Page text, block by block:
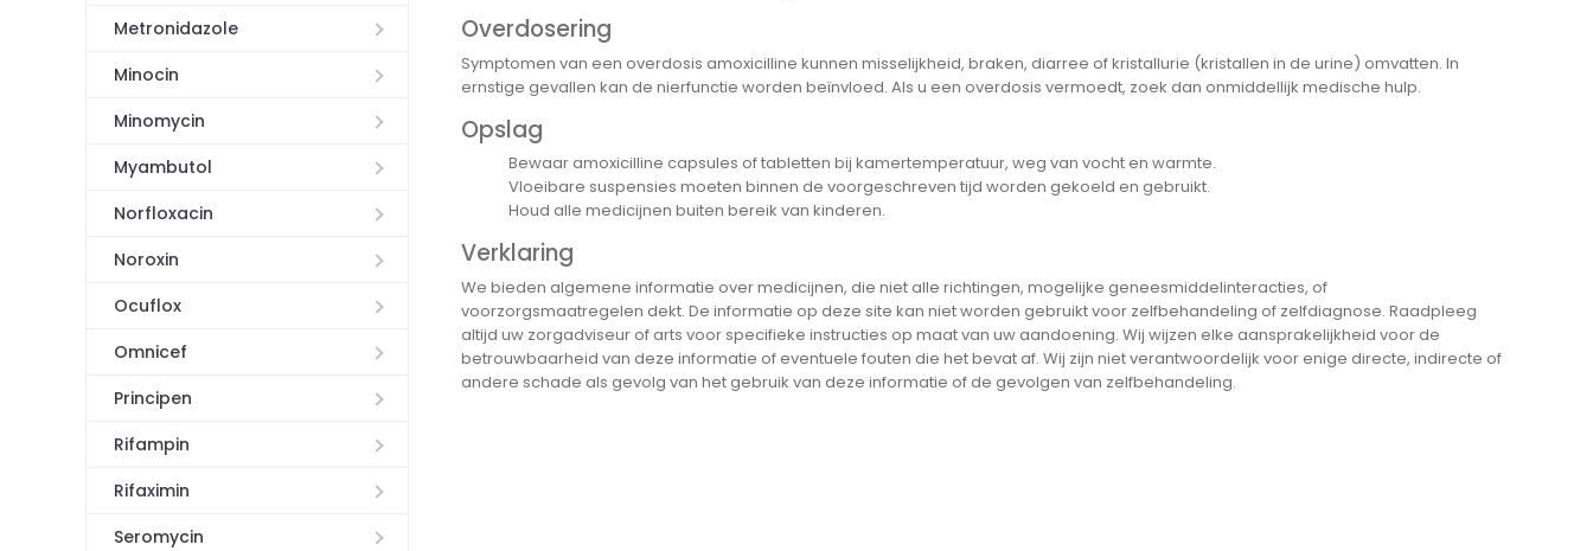
Metronidazole
Minocin
Minomycin
Myambutol
Norfloxacin
Noroxin
Ocuflox
Omnicef
Principen
Rifampin
Rifaximin
Seromycin
Overdosering
Symptomen van een overdosis amoxicilline kunnen misselijkheid, braken, diarree of kristallurie (kristallen in de urine) omvatten. In
ernstige gevallen kan de nierfunctie worden beïnvloed. Als u een overdosis vermoedt, zoek dan onmiddellijk medische hulp.
Opslag
Bewaar amoxicilline capsules of tabletten bij kamertemperatuur, weg van vocht en warmte.
Vloeibare suspensies moeten binnen de voorgeschreven tijd worden gekoeld en gebruikt.
Houd alle medicijnen buiten bereik van kinderen.
Verklaring
We bieden algemene informatie over medicijnen, die niet alle richtingen, mogelijke geneesmiddelinteracties, of
voorzorgsmaatregelen dekt. De informatie op deze site kan niet worden gebruikt voor zelfbehandeling of zelfdiagnose. Raadpleeg
altijd uw zorgadviseur of arts voor specifieke instructies op maat van uw aandoening. Wij wijzen elke aansprakelijkheid voor de
betrouwbaarheid van deze informatie of eventuele fouten die het bevat af. Wij zijn niet verantwoordelijk voor enige directe, indirecte of
andere schade als gevolg van het gebruik van deze informatie of de gevolgen van zelfbehandeling.